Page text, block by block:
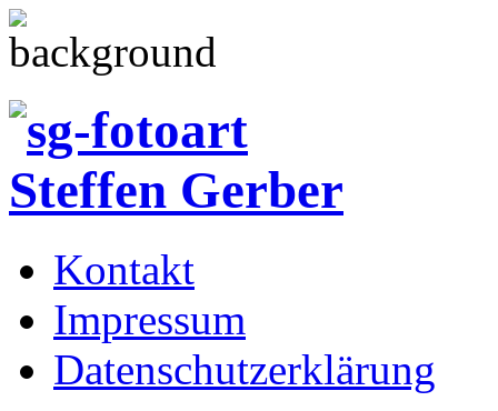
Kontakt
Impressum
Datenschutzerklärung